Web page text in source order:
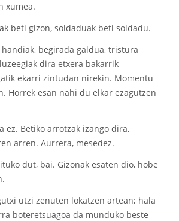
xumea.
beti gizon, soldaduak beti soldadu.
handiak, begirada galdua, tristura
dira etxera bakarrik
ekarri zintudan nirekin. Momentu
Horrek esan nahi du elkar ezagutzen
ez. Betiko arrotzak izango dira,
arren. Aurrera, mesedez.
dut, bai. Gizonak esaten dio, hobe
utzi zenuten lokatzen artean; hala
boteretsuagoa da munduko beste